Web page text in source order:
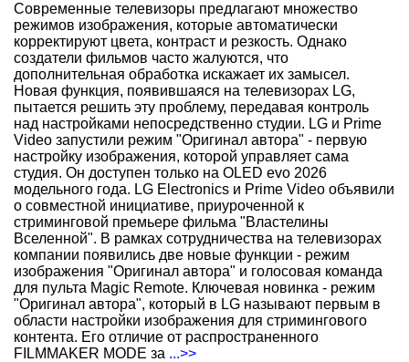
Современные телевизоры предлагают множество
режимов изображения, которые автоматически
корректируют цвета, контраст и резкость. Однако
создатели фильмов часто жалуются, что
дополнительная обработка искажает их замысел.
Новая функция, появившаяся на телевизорах LG,
пытается решить эту проблему, передавая контроль
над настройками непосредственно студии. LG и Prime
Video запустили режим "Оригинал автора" - первую
настройку изображения, которой управляет сама
студия. Он доступен только на OLED evo 2026
модельного года. LG Electronics и Prime Video объявили
о совместной инициативе, приуроченной к
стриминговой премьере фильма "Властелины
Вселенной". В рамках сотрудничества на телевизорах
компании появились две новые функции - режим
изображения "Оригинал автора" и голосовая команда
для пульта Magic Remote. Ключевая новинка - режим
"Оригинал автора", который в LG называют первым в
области настройки изображения для стримингового
контента. Его отличие от распространенного
FILMMAKER MODE за ...>>